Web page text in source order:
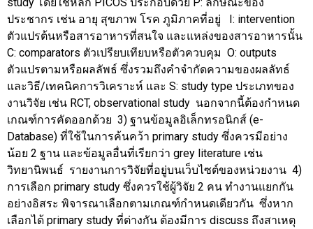
ประชากร เช่น อายุ สุขภาพ โรค ภูมิภาคที่อยู่ I: intervention
ตัวแปรต้นหรือสารอาหารที่สนใจ และแหล่งของสารอาหารนั้น
C: comparators ตัวเปรียบเทียบหรือตัวควบคุม O: outputs
ตัวแปรตามหรือผลลัพธ์ ซึ่งรวมถึงคำจำกัดความของผลลัทธ์
และวิธี/เทคนิคการวิเคราะห์ และ S: study type ประเภทของ
งานวิจัย เช่น RCT, observational study นอกจากนี้ต้องกำหนด
เกณฑ์การคัดออกด้วย 3) ฐานข้อมูลอิเล็กทรอนิกส์ (e-
Database) ที่ใช้ในการค้นคว้า primary study ซึ่งควรมีอย่าง
น้อย 2 ฐาน และข้อมูลอื่นที่เรียกว่า grey literature เช่น
วิทยานิพนธ์ รายงานการวิจัยที่อยู่บนเว็บไซต์ของหน่วยงาน 4)
การเลือก primary study ซึ่งควรใช้ผู้วิจัย 2 คน ทำงานแยกกัน
อย่างอิสระ พิจารณาเลือกตามเกณฑ์กำหนดเดียวกัน ซึ่งหาก
เลือกได้ primary study ที่ต่างกัน ต้องมีการ discuss ถึงสาเหตุ